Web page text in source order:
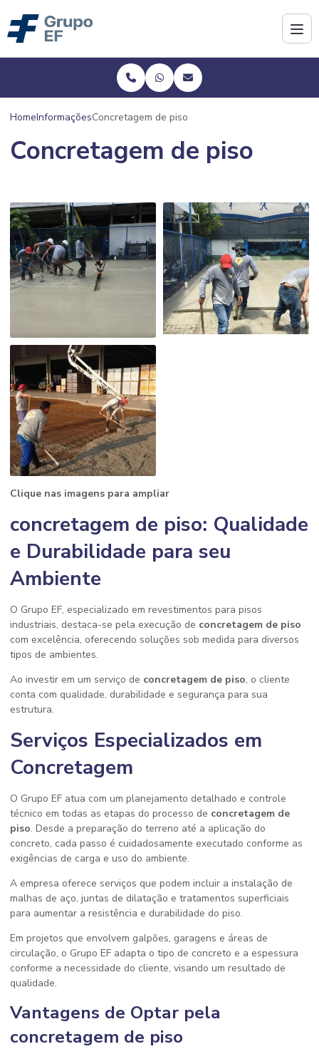
HomeInformaçõesConcretagem de piso
Concretagem de piso
Clique nas imagens para ampliar
concretagem de piso: Qualidade
e Durabilidade para seu
Ambiente
O Grupo EF, especializado em revestimentos para pisos
industriais, destaca-se pela execução de concretagem de piso
com excelência, oferecendo soluções sob medida para diversos
tipos de ambientes.
Ao investir em um serviço de concretagem de piso, o cliente
conta com qualidade, durabilidade e segurança para sua
estrutura.
Serviços Especializados em
Concretagem
O Grupo EF atua com um planejamento detalhado e controle
técnico em todas as etapas do processo de concretagem de
piso. Desde a preparação do terreno até a aplicação do
concreto, cada passo é cuidadosamente executado conforme as
exigências de carga e uso do ambiente.
A empresa oferece serviços que podem incluir a instalação de
malhas de aço, juntas de dilatação e tratamentos superficiais
para aumentar a resistência e durabilidade do piso.
Em projetos que envolvem galpões, garagens e áreas de
circulação, o Grupo EF adapta o tipo de concreto e a espessura
conforme a necessidade do cliente, visando um resultado de
qualidade.
Vantagens de Optar pela
concretagem de piso